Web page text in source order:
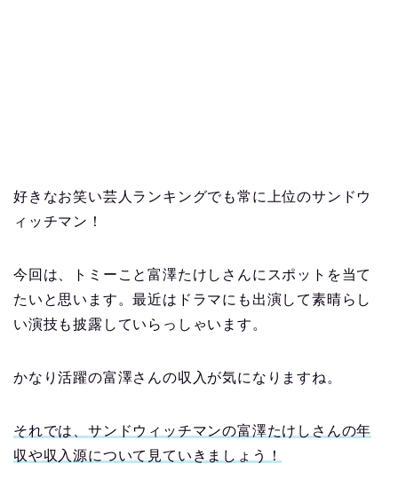
好きなお笑い芸人ランキングでも常に上位のサンドウ
ィッチマン！
今回は、トミーこと富澤たけしさんにスポットを当て
たいと思います。最近はドラマにも出演して素晴らし
い演技も披露していらっしゃいます。
かなり活躍の富澤さんの収入が気になりますね。
それでは、サンドウィッチマンの富澤たけしさんの年
収や収入源について見ていきましょう！